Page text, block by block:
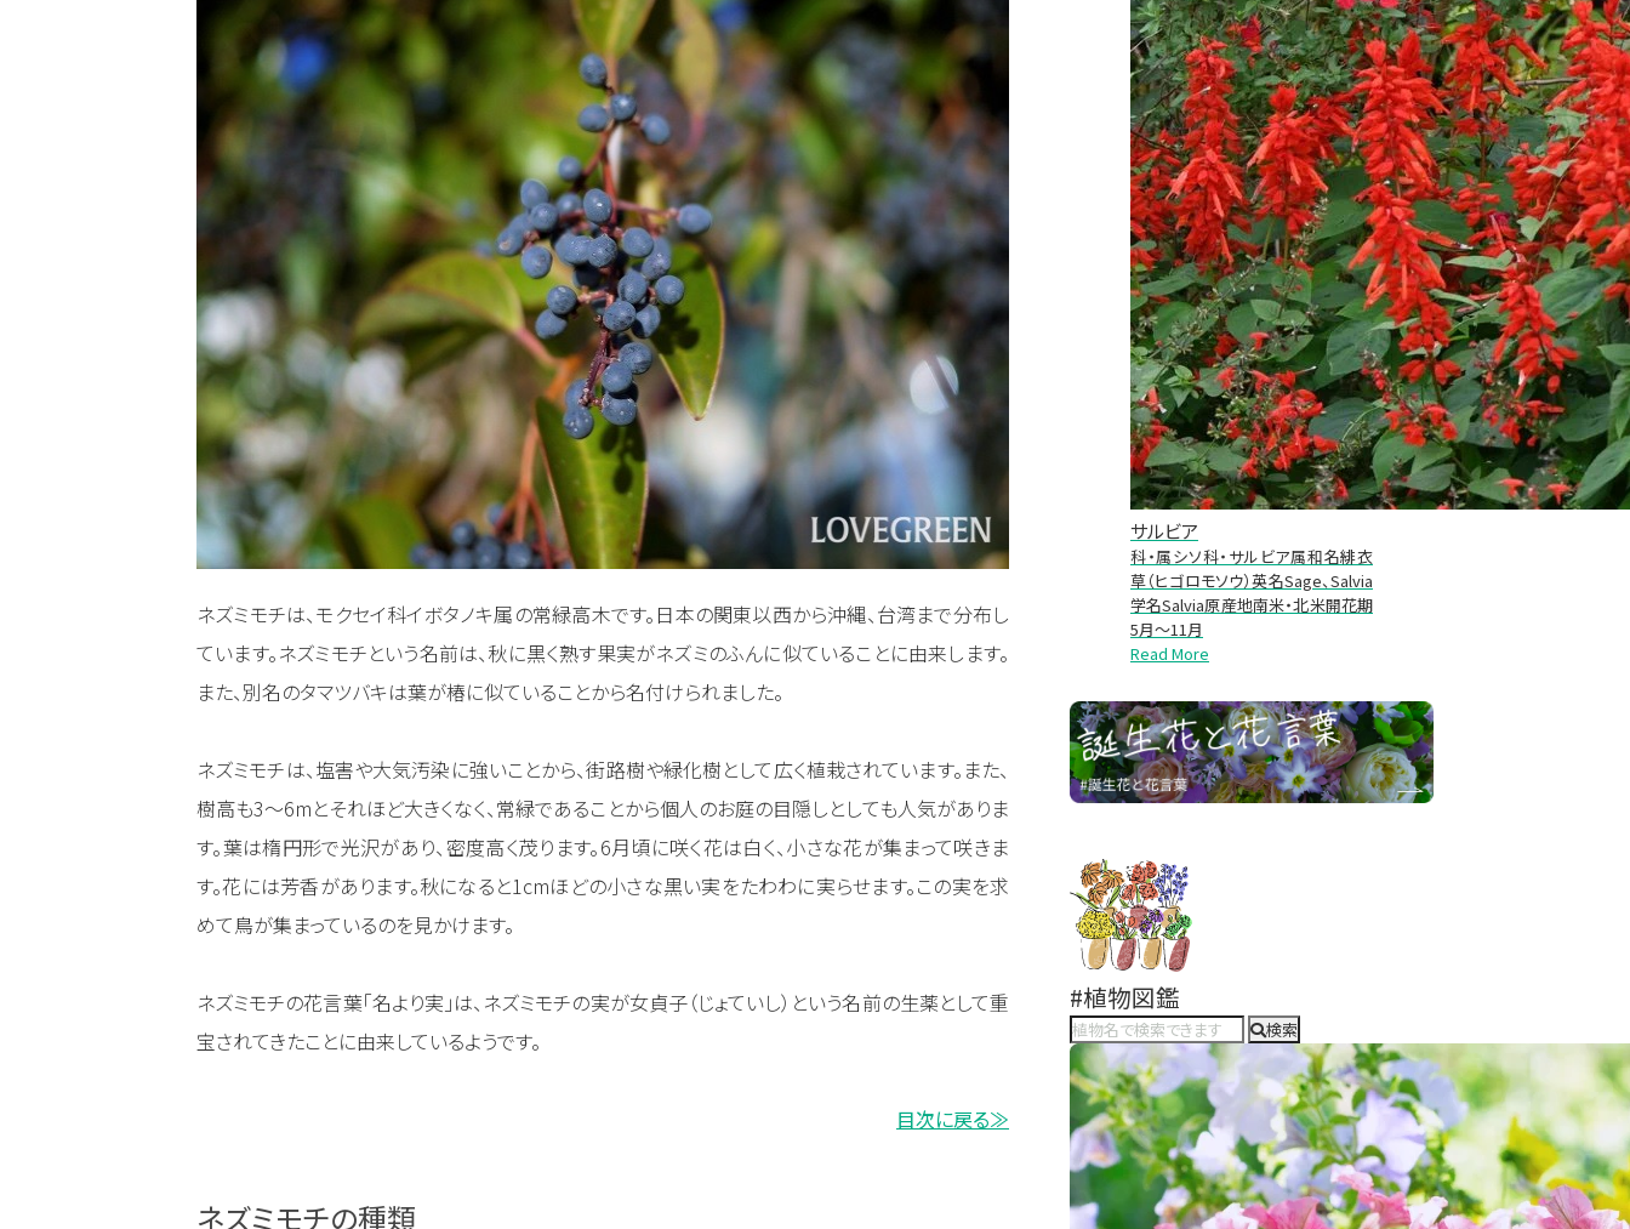
ネズミモチは、モクセイ科イボタノキ属の常緑高木です。日本の関東以西から沖縄、台湾まで分布し
ています。ネズミモチという名前は、秋に黒く熟す果実がネズミのふんに似ていることに由来します。
また、別名のタマツバキは葉が椿に似ていることから名付けられました。
ネズミモチは、塩害や大気汚染に強いことから、街路樹や緑化樹として広く植栽されています。また、
樹高も3～6mとそれほど大きくなく、常緑であることから個人のお庭の目隠しとしても人気がありま
す。葉は楕円形で光沢があり、密度高く茂ります。6月頃に咲く花は白く、小さな花が集まって咲きま
す。花には芳香があります。秋になると1cmほどの小さな黒い実をたわわに実らせます。この実を求
めて鳥が集まっているのを見かけます。
ネズミモチの花言葉「名より実」は、ネズミモチの実が女貞子（じょていし）という名前の生薬として重
宝されてきたことに由来しているようです。
目次に戻る≫
ネズミモチの種類
サルビア
科・属シソ科・サルビア属和名緋衣
草（ヒゴロモソウ）英名Sage、Salvia
学名Salvia原産地南米・北米開花期
5月～11月
Read More
#植物図鑑
検索